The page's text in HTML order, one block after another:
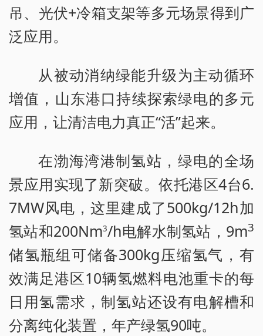
吊、光伏+冷箱支架等多元场景得到广
泛应用。
从被动消纳绿能升级为主动循环
增值，山东港口持续探索绿电的多元
应用，让清洁电力真正“活”起来。
在渤海湾港制氢站，绿电的全场
景应用实现了新突破。依托港区4台6.
7MW风电，这里建成了500kg/12h加
氢站和200Nm3/h电解水制氢站，9m3
储氢瓶组可储备300kg压缩氢气，有
效满足港区10辆氢燃料电池重卡的每
日用氢需求，制氢站还设有电解槽和
分离纯化装置，年产绿氢90吨。